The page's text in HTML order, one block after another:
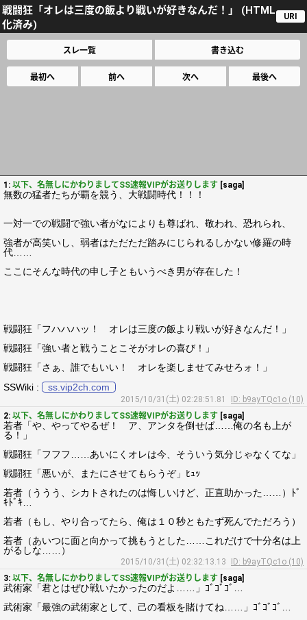
戦闘狂「オレは三度の飯より戦いが好きなんだ！」 (HTML
化済み)
URI
スレ一覧 書き込む
最初へ 前へ 次へ 最後へ
1: 以下、名無しにかわりましてSS速報VIPがお送りします [saga]
無数の猛者たちが覇を競う、大戦闘時代！！！
一対一での戦闘で強い者がなによりも尊ばれ、敬われ、恐れられ、
強者が高笑いし、弱者はただただ踏みにじられるしかない修羅の時
代……
ここにそんな時代の申し子ともいうべき男が存在した！
戦闘狂「フハハハッ！ オレは三度の飯より戦いが好きなんだ！」
戦闘狂「強い者と戦うことこそがオレの喜び！」
戦闘狂「さぁ、誰でもいい！ オレを楽しませてみせろォ！」
SSWiki :
ss.vip2ch.com
2015/10/31(土) 02:28:51.81
ID: b9ayTQc1o (10)
2: 以下、名無しにかわりましてSS速報VIPがお送りします [saga]
若者「や、やってやるぜ！ ア、アンタを倒せば……俺の名も上が
る！」
戦闘狂「フフフ……あいにくオレは今、そういう気分じゃなくてな」
戦闘狂「悪いが、またにさせてもらうぞ」ﾋｭｯ
若者（ううう、シカトされたのは悔しいけど、正直助かった……）ﾄﾞ
ｷﾄﾞｷ…
若者（もし、やり合ってたら、俺は１０秒ともたず死んでただろう）
若者（あいつに面と向かって挑もうとした……これだけで十分名は上
がるしな……）
2015/10/31(土) 02:32:13.13
ID: b9ayTQc1o (10)
3: 以下、名無しにかわりましてSS速報VIPがお送りします [saga]
武術家「君とはぜひ戦いたかったのだよ……」ｺﾞｺﾞｺﾞ…
武術家「最強の武術家として、己の看板を賭けてね……」ｺﾞｺﾞｺﾞ…